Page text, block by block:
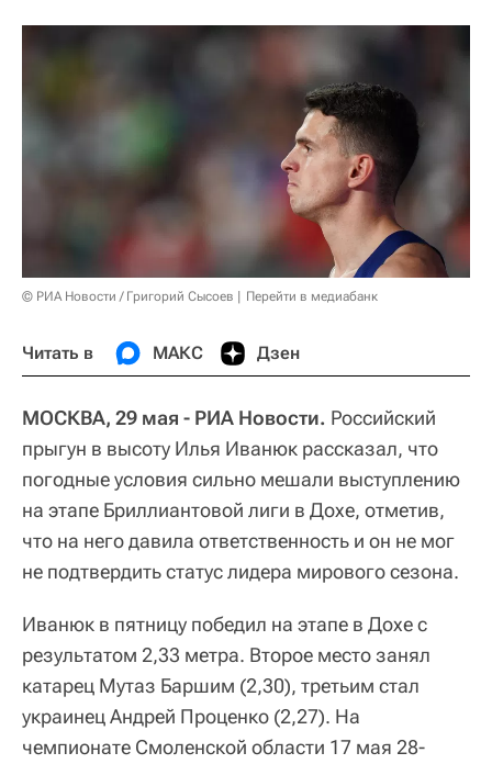
© РИА Новости / Григорий Сысоев Перейти в медиабанк
Читать в МАКС Дзен
МОСКВА, 29 мая - РИА Новости. Российский
прыгун в высоту Илья Иванюк рассказал, что
погодные условия сильно мешали выступлению
на этапе Бриллиантовой лиги в Дохе, отметив,
что на него давила ответственность и он не мог
не подтвердить статус лидера мирового сезона.
Иванюк в пятницу победил на этапе в Дохе с
результатом 2,33 метра. Второе место занял
катарец Мутаз Баршим (2,30), третьим стал
украинец Андрей Проценко (2,27). На
чемпионате Смоленской области 17 мая 28-